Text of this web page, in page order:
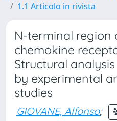
1.1 Articolo in rivista
N-terminal region
chemokine
Structural analysis
by experimental
studies
GIOVANE, Alfonso;